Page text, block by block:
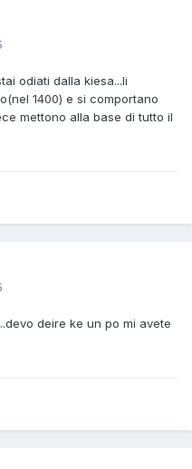
odiati dalla kiesa...li
1400) e si comportano
mettono alla base di tutto il
deire ke un po mi avete